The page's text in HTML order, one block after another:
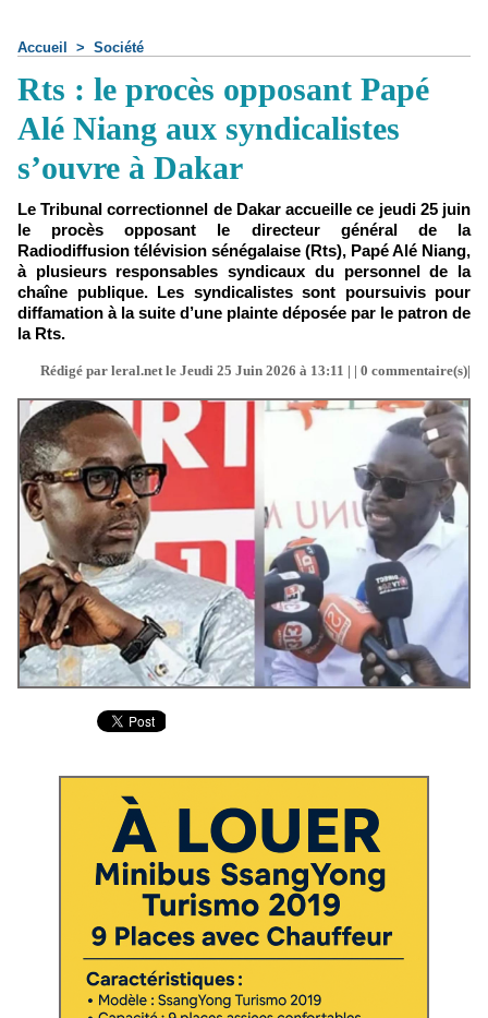
Accueil > Société
Rts : le procès opposant Papé
Alé Niang aux syndicalistes
s’ouvre à Dakar
Le Tribunal correctionnel de Dakar accueille ce jeudi 25 juin
le procès opposant le directeur général de la
Radiodiffusion télévision sénégalaise (Rts), Papé Alé Niang,
à plusieurs responsables syndicaux du personnel de la
chaîne publique. Les syndicalistes sont poursuivis pour
diffamation à la suite d’une plainte déposée par le patron de
la Rts.
Rédigé par leral.net le Jeudi 25 Juin 2026 à 13:11 | | 0 commentaire(s)|